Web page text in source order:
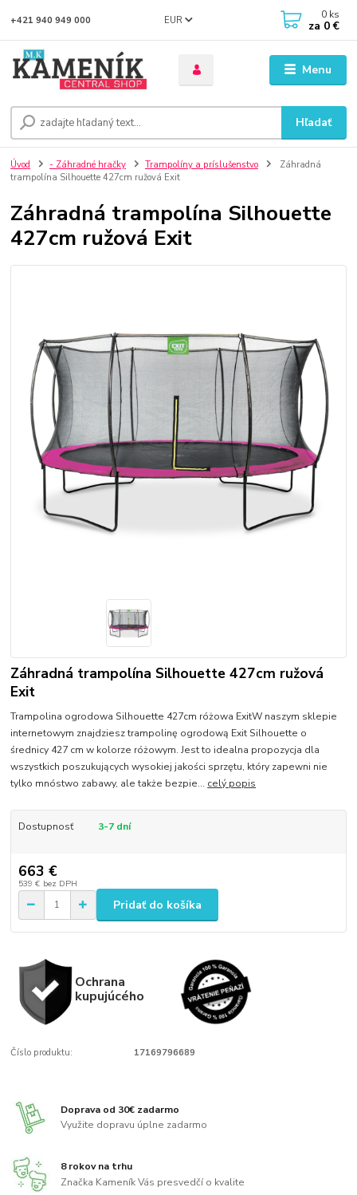
Menu
EUR
Hľadať
+421 940 949 000 0 ks
za 0 €
Úvod - Záhradné hračky Trampolíny a príslušenstvo
Záhradná
trampolína Silhouette 427cm ružová Exit
Záhradná trampolína Silhouette
427cm ružová Exit
Záhradná trampolína Silhouette 427cm ružová
Exit
Trampolina ogrodowa Silhouette 427cm różowa ExitW naszym sklepie
internetowym znajdziesz trampolinę ogrodową Exit Silhouette o
średnicy 427 cm w kolorze różowym. Jest to idealna propozycja dla
wszystkich poszukujących wysokiej jakości sprzętu, który zapewni nie
tylko mnóstwo zabawy, ale także bezpie... celý popis
Dostupnosť 3-7 dní
663 €
539 € bez DPH
Pridať do košíka
Ochrana
kupujúcého
Číslo produktu: 17169796689
Doprava od 30€ zadarmo
Využite dopravu úplne zadarmo
8 rokov na trhu
Značka Kameník Vás presvedčí o kvalite